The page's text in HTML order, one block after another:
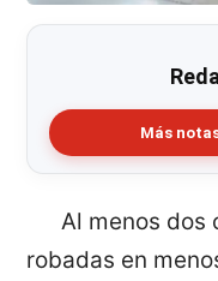
Más
Al menos dos
robadas en